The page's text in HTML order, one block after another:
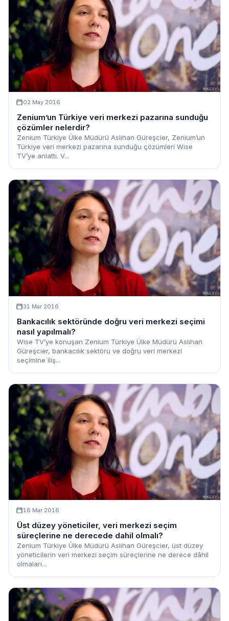
02 May 2016
Zenium’un Türkiye veri merkezi pazarına sunduğu
çözümler nelerdir?
Zenium Türkiye Ülke Müdürü Aslıhan Güreşcier, Zenium’un
Türkiye veri merkezi pazarına sunduğu çözümleri Wise
TV’ye anlattı. V...
31 Mar 2016
Bankacılık sektöründe doğru veri merkezi seçimi
nasıl yapılmalı?
Wise TV’ye konuşan Zenium Türkiye Ülke Müdürü Aslıhan
Güreşcier, bankacılık sektörü ve doğru veri merkezi
seçimine iliş...
16 Mar 2016
Üst düzey yöneticiler, veri merkezi seçim
süreçlerine ne derecede dahil olmalı?
Zenium Türkiye Ülke Müdürü Aslıhan Güreşcier, üst düzey
yöneticilerin veri merkezi seçim süreçlerine ne derece dâhil
olmaları...